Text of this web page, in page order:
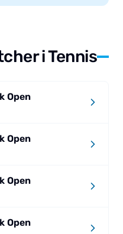
i Tennis
Open
Open
Open
Open